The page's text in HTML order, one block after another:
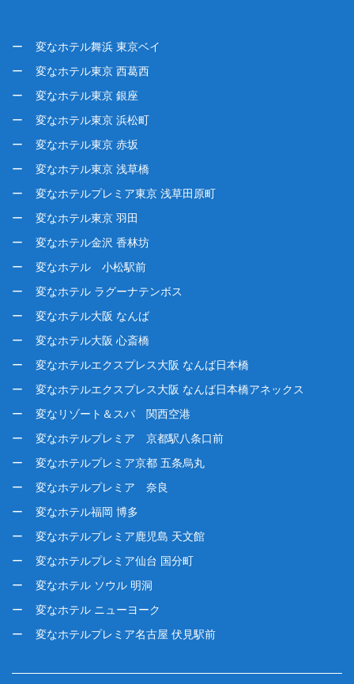
変なホテル舞浜 東京ベイ
変なホテル東京 西葛西
変なホテル東京 銀座
変なホテル東京 浜松町
変なホテル東京 赤坂
変なホテル東京 浅草橋
変なホテルプレミア東京 浅草田原町
変なホテル東京 羽田
変なホテル金沢 香林坊
変なホテル 小松駅前
変なホテル ラグーナテンボス
変なホテル大阪 なんば
変なホテル大阪 心斎橋
変なホテルエクスプレス大阪 なんば日本橋
変なホテルエクスプレス大阪 なんば日本橋アネックス
変なリゾート＆スパ 関西空港
変なホテルプレミア 京都駅八条口前
変なホテルプレミア京都 五条烏丸
変なホテルプレミア 奈良
変なホテル福岡 博多
変なホテルプレミア鹿児島 天文館
変なホテルプレミア仙台 国分町
変なホテル ソウル 明洞
変なホテル ニューヨーク
変なホテルプレミア名古屋 伏見駅前